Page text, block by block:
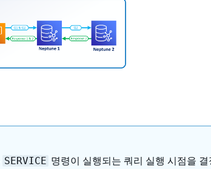
SERVICE 명령이 실행되는 쿼리 실행 시점을 결